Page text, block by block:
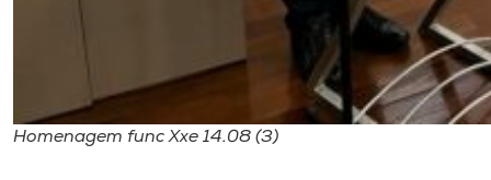
Homenagem func Xxe 14.08 (3)